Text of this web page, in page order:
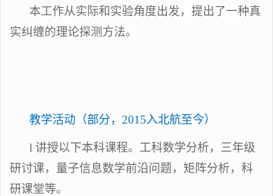
本工作从实际和实验角度出发，提出了一种真
实纠缠的理论探测方法。
教学活动（部分， 2015入北航至今）
l 讲授以下本科课程。 工科数学分析， 三年级
研讨课，量子信息数学前沿问题， 矩阵分析， 科
研课堂等。